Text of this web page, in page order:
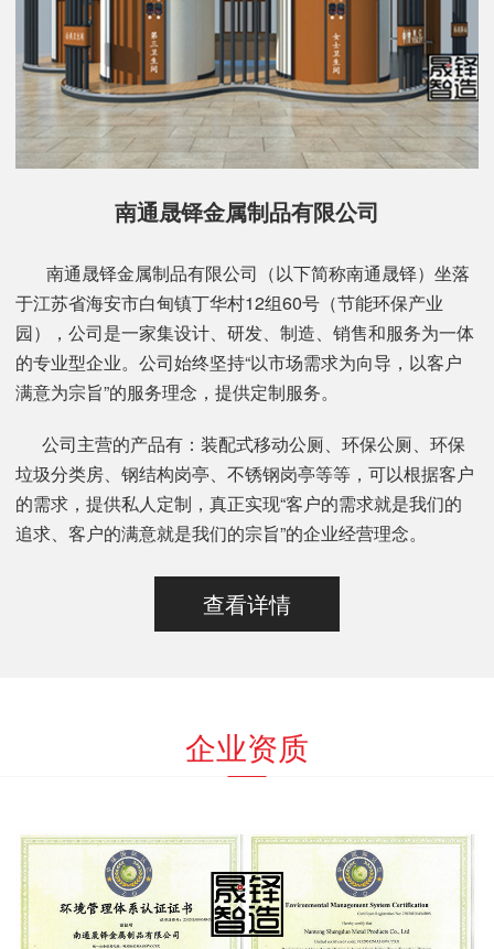
南通晟铎金属制品有限公司
南通晟铎金属制品有限公司（以下简称南通晟铎）坐落
于江苏省海安市白甸镇丁华村12组60号（节能环保产业
园），公司是一家集设计、研发、制造、销售和服务为一体
的专业型企业。公司始终坚持“以市场需求为向导，以客户
满意为宗旨”的服务理念，提供定制服务。
公司主营的产品有：装配式移动公厕、环保公厕、环保
垃圾分类房、钢结构岗亭、不锈钢岗亭等等，可以根据客户
的需求，提供私人定制，真正实现“客户的需求就是我们的
追求、客户的满意就是我们的宗旨”的企业经营理念。
查看详情
企业资质